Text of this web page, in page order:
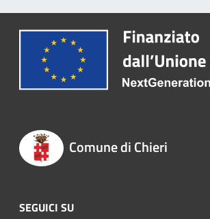
Comune di Chieri
SEGUICI SU